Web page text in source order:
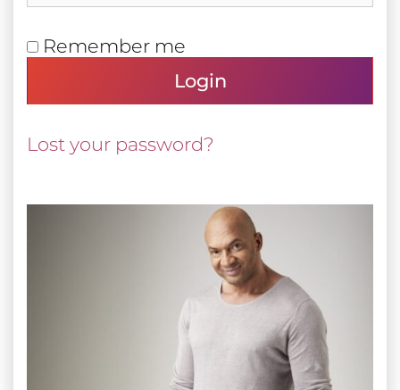
Remember me
Login
Lost your password?